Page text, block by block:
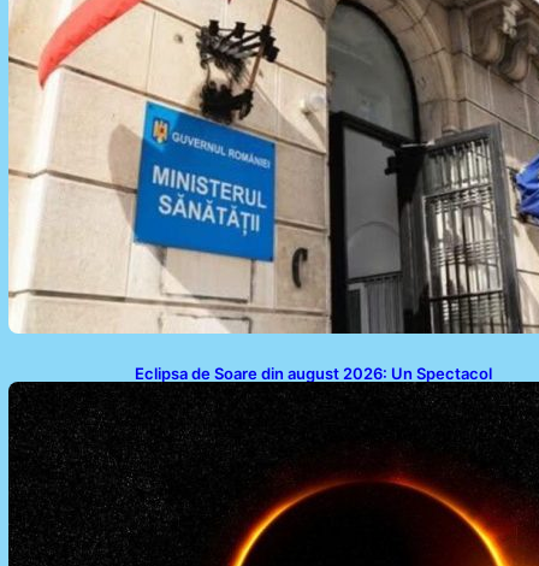
Eclipsa de Soare din august 2026: Un Spectacol
Astronomic Pe Cerul României